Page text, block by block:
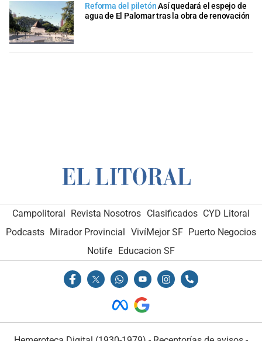
Reforma del piletónAsí quedará el espejo de
agua de El Palomar tras la obra de renovación
Campolitoral Revista Nosotros Clasificados CYD Litoral
Podcasts Mirador Provincial VivíMejor SF Puerto Negocios
Notife Educacion SF